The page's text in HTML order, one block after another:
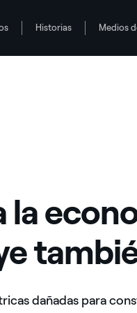
Historias Medios
la
dañadas para